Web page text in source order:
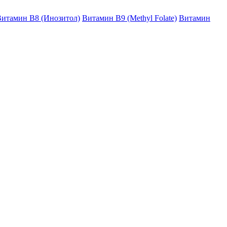
B8 (Инозитол) Витамин B9 (Methyl Folate) Витамин